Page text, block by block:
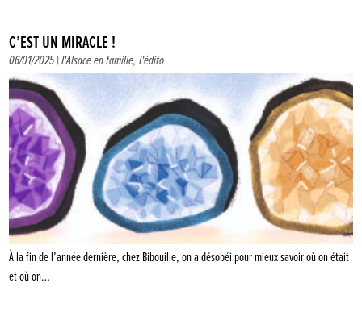
C’EST UN MIRACLE !
06/01/2025 |L'Alsace en famille,L'édito
À la fin de l’année dernière, chez Bibouille, on a désobéi pour mieux savoir où on était
et où on…